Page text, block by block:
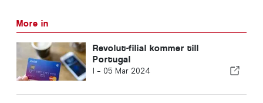
More in
Revolut-filial kommer till
Portugal
I - 05 Mar 2024